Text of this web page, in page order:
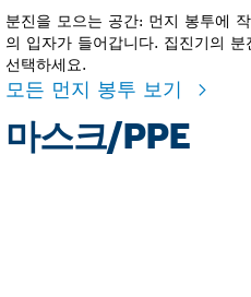
분진을 모으는 공간: 먼지 봉투에
의 입자가 들어갑니다. 집진기의
선택하세요.
모든 먼지 봉투 보기
마스크/PPE​